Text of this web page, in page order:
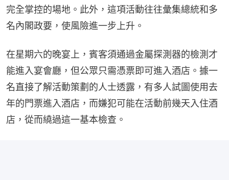
完全掌控的場地。此外，這項活動往往彙集總統和多
名內閣政要，使風險進一步上升。
在星期六的晚宴上，賓客須通過金屬探測器的檢測才
能進入宴會廳，但公眾只需憑票即可進入酒店。據一
名直接了解活動策劃的人士透露，有多人試圖使用去
年的門票進入酒店，而嫌犯可能在活動前幾天入住酒
店，從而繞過這一基本檢查。